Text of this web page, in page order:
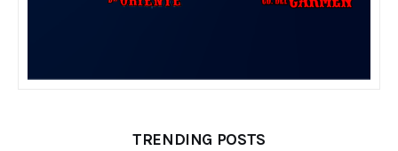
TRENDING POSTS